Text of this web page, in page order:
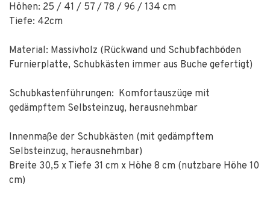
Höhen: 25 / 41 / 57 / 78 / 96 / 134 cm
Tiefe: 42cm
Material: Massivholz (Rückwand und Schubfachböden
Furnierplatte, Schubkästen immer aus Buche gefertigt)
Schubkastenführungen: Komfortauszüge mit
gedämpftem Selbsteinzug, herausnehmbar
Innenmaße der Schubkästen (mit gedämpftem
Selbsteinzug, herausnehmbar)
Breite 30,5 x Tiefe 31 cm x Höhe 8 cm (nutzbare Höhe 10
cm)